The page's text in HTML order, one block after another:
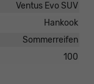
Ventus Evo SUV
Hankook
Sommerreifen
100